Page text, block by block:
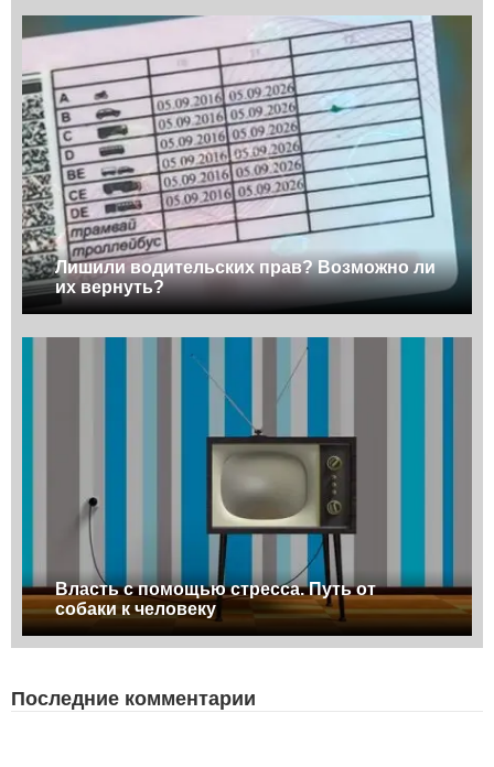
Лишили водительских прав? Возможно ли
их вернуть?
Власть с помощью стресса. Путь от
собаки к человеку
Последние комментарии